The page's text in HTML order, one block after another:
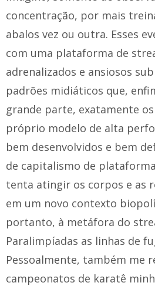
concentração, por mais
abalos vez ou outra. Esses
com uma plataforma de
adrenalizados e ansiosos
padrões midiáticos que,
grande parte, exatamente
próprio modelo de alta
bem desenvolvidos e bem
de capitalismo de
tenta atingir os corpos e as
em um novo contexto
portanto, à metáfora do
Paralimpíadas as linhas de
Pessoalmente, também me
campeonatos de karatê